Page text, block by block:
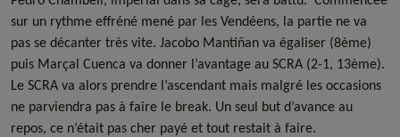
sur un rythme effréné mené par les Vendéens, la partie ne va
pas se décanter très vite. Jacobo Mantiñan va égaliser (8ème)
puis Marçal Cuenca va donner l’avantage au SCRA (2-1, 13ème).
Le SCRA va alors prendre l’ascendant mais malgré les occasions
ne parviendra pas à faire le break. Un seul but d’avance au
repos, ce n’était pas cher payé et tout restait à faire.